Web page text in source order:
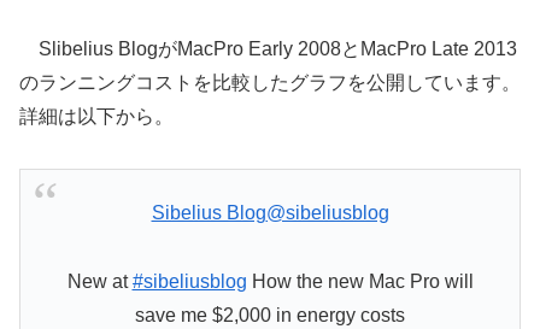
Slibelius BlogがMacPro Early 2008とMacPro Late 2013
のランニングコストを比較したグラフを公開しています。
詳細は以下から。
Sibelius Blog@sibeliusblog
New at#sibeliusblog How the new Mac Pro will
save me $2,000 in energy costs